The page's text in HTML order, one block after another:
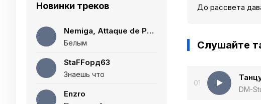
Новинки треков
Nemiga, Attaque de Panique
Белым
StaFFорд63
Знаешь что
Enzro
До рассвета
Слушайте
01
DM-